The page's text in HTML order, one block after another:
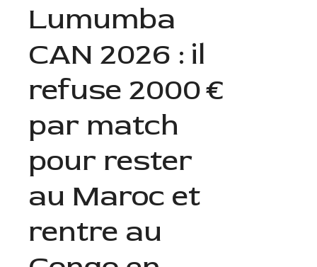
Lumumba
CAN 2026 : il
refuse 2000 €
par match
pour rester
au Maroc et
rentre au